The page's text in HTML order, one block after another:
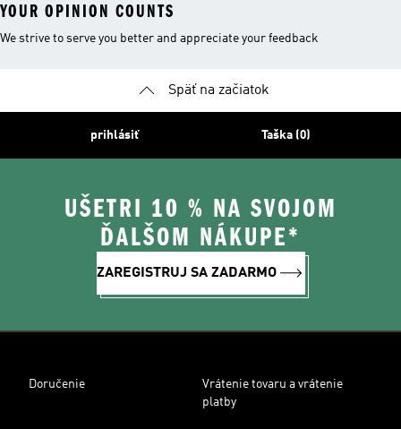
YOUR OPINION COUNTS
We strive to serve you better and appreciate your feedback
Späť na začiatok
prihlásiť Taška (0)
UŠETRI 10 % NA SVOJOM
ĎALŠOM NÁKUPE*
ZAREGISTRUJ SA ZADARMO
Doručenie
Vrátenie tovaru a vrátenie
platby